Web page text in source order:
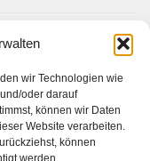
wir Technologien wie
oder darauf
können wir Daten
Website verarbeiten.
können
werden.